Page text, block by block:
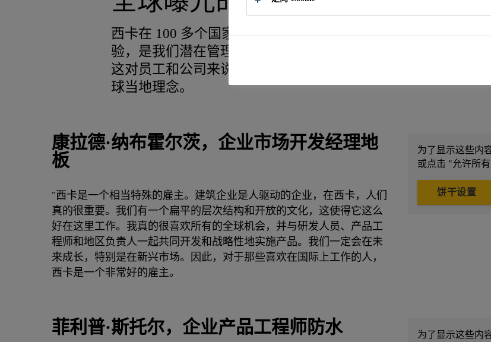
西卡在 100 多个国家/地区为西卡工作超过 24，000 人。在其
验，是我们潜在管理者高级发展的一个重要因素。有机会在全
这对员工和公司来说都是双赢的。观看我们的视频，了解我们
球当地理念。
康拉德·纳布霍尔茨，企业市场开发经理地
板
"西卡是一个相当特殊的雇主。建筑企业是人驱动的企业，在西卡，人们
真的很重要。我们有一个扁平的层次结构和开放的文化，这使得它这么
好在这里工作。我真的很喜欢所有的全球机会，并与研发人员、产品工
程师和地区负责人一起共同开发和战略性地实施产品。我们一定会在未
来成长，特别是在新兴市场。因此，对于那些喜欢在国际上工作的人，
西卡是一个非常好的雇主。
为了显示这些内
或点击 "允许所有
饼干设置
菲利普·斯托尔，企业产品工程师防水
为了显示这些内